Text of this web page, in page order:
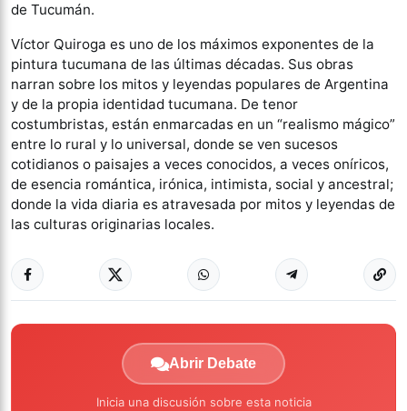
de Tucumán.
Víctor Quiroga es uno de los máximos exponentes de la
pintura tucumana de las últimas décadas. Sus obras
narran sobre los mitos y leyendas populares de Argentina
y de la propia identidad tucumana. De tenor
costumbristas, están enmarcadas en un “realismo mágico”
entre lo rural y lo universal, donde se ven sucesos
cotidianos o paisajes a veces conocidos, a veces oníricos,
de esencia romántica, irónica, intimista, social y ancestral;
donde la vida diaria es atravesada por mitos y leyendas de
las culturas originarias locales.
Abrir Debate
Inicia una discusión sobre esta noticia